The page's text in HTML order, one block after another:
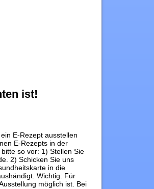
ist!
E-Rezept ausstellen
E-Rezepts in der
so vor: 1) Stellen Sie
2) Schicken Sie uns
in die
Wichtig: Für
möglich ist. Bei